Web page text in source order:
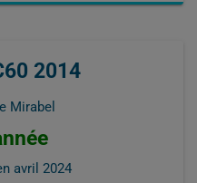
2014
Mirabel
avril 2024